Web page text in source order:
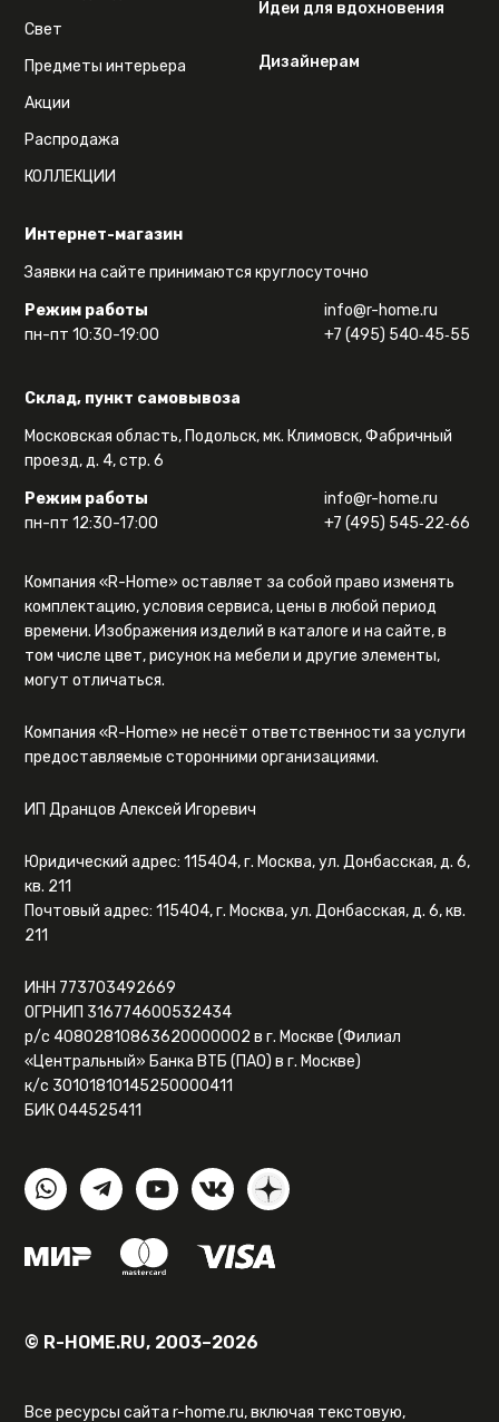
Интернет-магазин
Заявки на сайте принимаются круглосуточно
Режим работы
пн-пт 10:30-19:00
info@r-home.ru
+7 (495) 540‑45‑55
Склад, пункт самовывоза
Московская область, Подольск, мк. Климовск, Фабричный
проезд, д. 4, стр. 6
Режим работы
пн-пт 12:30-17:00
info@r-home.ru
+7 (495) 545‑22‑66
Свет
Предметы интерьера
Акции
Распродажа
КОЛЛЕКЦИИ
Идеи для вдохновения
Дизайнерам
Компания «R-Home» оставляет за собой право изменять
комплектацию, условия сервиса, цены в любой период
времени. Изображения изделий в каталоге и на сайте, в
том числе цвет, рисунок на мебели и другие элементы,
могут отличаться.
Компания «R-Home» не несёт ответственности за услуги
предоставляемые сторонними организациями.
ИП Дранцов Алексей Игоревич
Юридический адрес: 115404, г. Москва, ул. Донбасская, д. 6,
кв. 211
Почтовый адрес: 115404, г. Москва, ул. Донбасская, д. 6, кв.
211
ИНН 773703492669
ОГРНИП 316774600532434
р/с 40802810863620000002 в г. Москве (Филиал
«Центральный» Банка ВТБ (ПАО) в г. Москве)
к/с 30101810145250000411
БИК 044525411
© R-HOME.RU, 2003–2026
Все ресурсы сайта r-home.ru, включая текстовую,